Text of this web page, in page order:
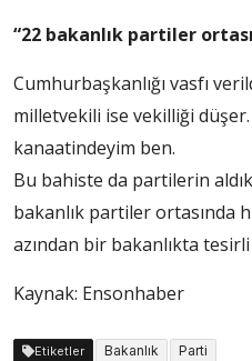
“22 bakanlık partiler
Cumhurbaşkanlığı vasfı
milletvekili ise vekilliği düşer.
kanaatindeyim ben.
Bu bahiste da partilerin
bakanlık partiler ortasında
azından bir bakanlıkta
Kaynak: Ensonhaber
Etiketler Bakanlık Parti